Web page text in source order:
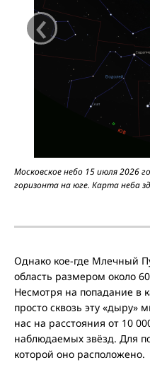
Московское небо 15 июля 2026
горизонта на юге. Карта неба
‹
Однако кое-где Млечный
область размером около
Несмотря на попадание в
просто сквозь эту «дыру»
нас на расстояния от 10
наблюдаемых звёзд. Для
которой оно расположено.